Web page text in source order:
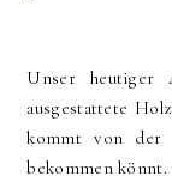
Unser heutiger
ausgestattete
kommt von der
bekommen könnt.